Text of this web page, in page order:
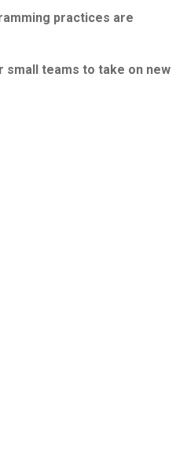
practices are
teams to take on new